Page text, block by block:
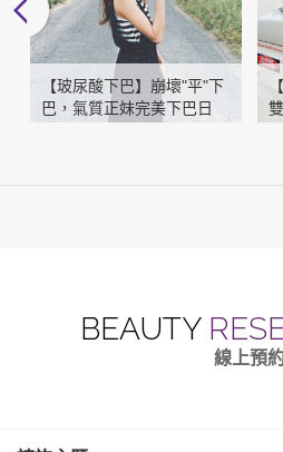
【玻尿酸下巴】崩壞"平"下
巴，氣質正妹完美下巴日
BEAUTY
線上預